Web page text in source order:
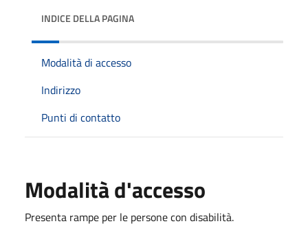
INDICE DELLA PAGINA
Modalità di accesso
Indirizzo
Punti di contatto
Modalità d'accesso
Presenta rampe per le persone con disabilità.